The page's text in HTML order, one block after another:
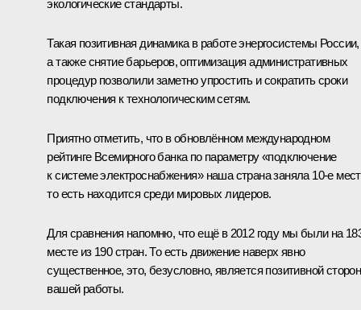
экологические стандарты.
Такая позитивная динамика в работе энергосистемы России,
а также снятие барьеров, оптимизация административных
процедур позволили заметно упростить и сократить сроки
подключения к технологическим сетям.
Приятно отметить, что в обновлённом международном
рейтинге Всемирного банка по параметру «подключение
к системе электроснабжения» наша страна заняла 10-е
то есть находится среди мировых лидеров.
Для сравнения напомню, что ещё в 2012 году мы были на
месте из 190 стран. То есть движение наверх явно
существенное, это, безусловно, является позитивной
вашей работы.